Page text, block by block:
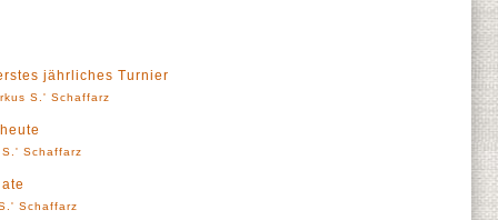
jährliches Turnier
S.' Schaffarz
S.' Schaffarz
Schaffarz